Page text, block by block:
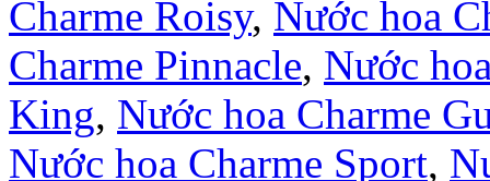
Charme Roisy, Nước hoa
Charme Pinnacle, Nước
King, Nước hoa Charme
Nước hoa Charme Sport,